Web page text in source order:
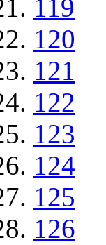
119
120
121
122
123
124
125
126